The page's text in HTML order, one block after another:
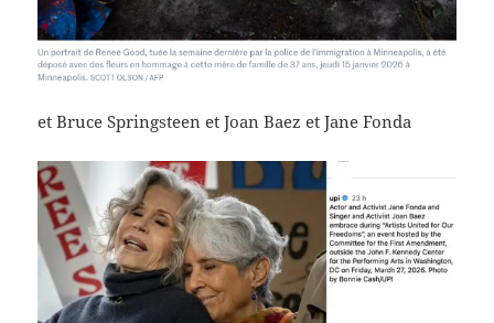
et Bruce Springsteen et Joan Baez et Jane Fonda